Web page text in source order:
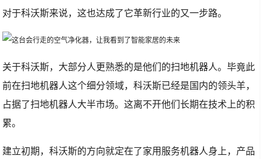
对于科沃斯来说，这也达成了它革新行业的又一步路。
关于科沃斯，大部分人更熟悉的是他们的扫地机器人。毕竟此
前在扫地机器人这个细分领域，科沃斯已经是国内的领头羊，
占据了扫地机器人大半市场。这离不开他们长期在技术上的积
累。
建立初期，科沃斯的方向就定在了家用服务机器人身上，产品